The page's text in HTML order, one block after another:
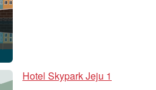
Hotel Skypark Jeju 1